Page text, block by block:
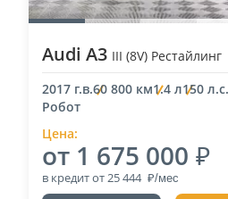
Audi A3 III (8V) Рестайлинг
2017 г.в.60 800 км1.4 л150 л.с.
Робот
Цена:
от 1 675 000
в кредитот 25 444